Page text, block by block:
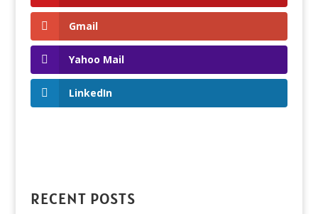
Gmail
Yahoo Mail
LinkedIn
RECENT POSTS